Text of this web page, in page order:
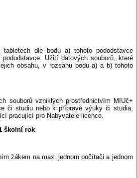
dle bodu a) tohoto pododstavce
Užití datových souborů, které
obsahu, v rozsahu bodu a) a b) tohoto
souborů vzniklých prostřednictvím MIUč+
či studiu nebo k přípravě výuky či studia,
pracující pro Nabyvatele licence.
školní rok
žákem na max. jednom počítači a jednom